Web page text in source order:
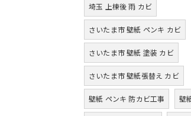
埼玉 上棟後 雨 カビ
さいたま市 壁紙 ペンキ カビ
さいたま市 壁紙 塗装 カビ
さいたま市 壁紙張替え カビ
壁紙 ペンキ 防カビ工事 壁